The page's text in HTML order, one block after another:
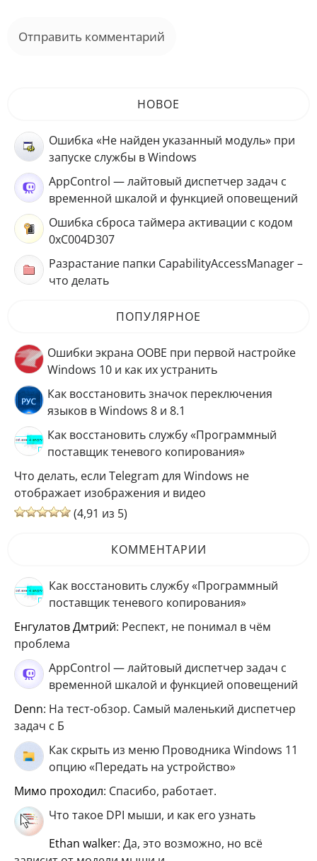
НОВОЕ
Ошибка «Не найден указанный модуль» при
запуске службы в Windows
AppControl — лайтовый диспетчер задач с
временной шкалой и функцией оповещений
Ошибка сброса таймера активации с кодом
0xC004D307
Разрастание папки CapabilityAccessManager –
что делать
ПОПУЛЯРНОЕ
Ошибки экрана OOBE при первой настройке
Windows 10 и как их устранить
Как восстановить значок переключения
языков в Windows 8 и 8.1
Как восстановить службу «Программный
поставщик теневого копирования»
Что делать, если Telegram для Windows не
отображает изображения и видео
(4,91 из 5)
КОММЕНТАРИИ
Как восстановить службу «Программный
поставщик теневого копирования»
Енгулатов Дмтрий: Респект, не понимал в чём
проблема
AppControl — лайтовый диспетчер задач с
временной шкалой и функцией оповещений
Denn: На тест-обзор. Самый маленький диспетчер
задач с Б
Как скрыть из меню Проводника Windows 11
опцию «Передать на устройство»
мимо проходил: Спасибо, работает.
Что такое DPI мыши, и как его узнать
ethan walker: Да, это возможно, но всё